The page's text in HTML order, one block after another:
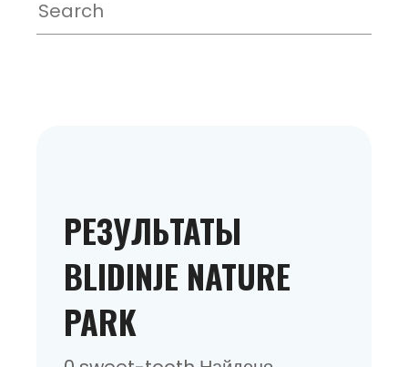
РЕЗУЛЬТАТЫ
BLIDINJE NATURE
PARK